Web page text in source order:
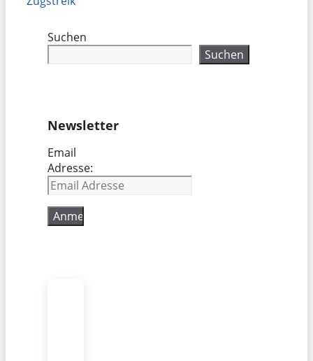
Suchen
Suchen
Newsletter
Email
Adresse: